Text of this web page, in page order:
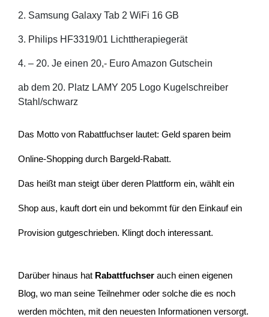
2. Samsung Galaxy Tab 2 WiFi 16 GB
3. Philips HF3319/01 Lichttherapiegerät
4. – 20. Je einen 20,- Euro Amazon Gutschein
ab dem 20. Platz LAMY 205 Logo Kugelschreiber
Stahl/schwarz
Das Motto von Rabattfuchser lautet: Geld sparen beim
Online-Shopping durch Bargeld-Rabatt.
Das heißt man steigt über deren Plattform ein, wählt ein
Shop aus, kauft dort ein und bekommt für den Einkauf ein
Provision gutgeschrieben. Klingt doch interessant.
Darüber hinaus hat Rabattfuchser auch einen eigenen
Blog, wo man seine Teilnehmer oder solche die es noch
werden möchten, mit den neuesten Informationen versorgt.